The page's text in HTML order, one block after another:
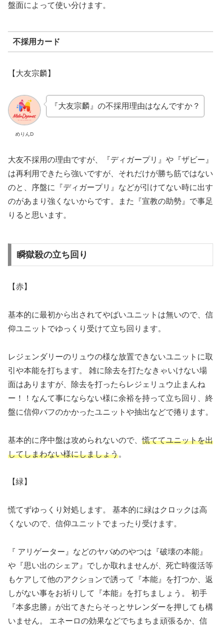
盤面によって使い分けます。
不採用カード
【 大友宗麟】
めりんD
『大友宗麟』の不採用理由はなんですか？
大友不採用の理由ですが、『ディガープリ』や『ザビー』
は再利用できたら強いですが、それだけが勝ち筋ではない
のと、序盤に
『ディガープリ』などが引けてない時に出す
のがあまり強くないからです。また『宣教の助勢』で事足
りると思います。
瞬獄殺の立ち回り
【赤】
基本的に最初から出されてやばいユニットは無いので、信
仰ユニットでゆっくり受けて立ち回ります。
レジェンダリーのリュウの様な放置できないユニットに取
引や本能を打ちます。 雑に除去を打たなきゃいけない場
面はありますが、除去を打ったらレジェリュウ止まんね
ー！！なんて事にならない様に余裕を持って立ち回り、終
盤に信仰バフのかかったユニットや抽出などで捲ります。
基本的に序中盤は攻められないので、慌ててユニットを出
してしまわない様にしましょう。
【緑】
慌てずゆっくり対処します。 基本的に緑はクロックは高
くないので、信仰ユニットでまったり受けます。
『 アリゲーター』などのヤバめのやつは『破壊の本能』
や『思い出のシェア』でしか取れませんが、死亡時復活等
もケアして他のアクションで誘って『本能』を打つか、返
しがない事をお祈りして『本能』を打ちましょう。 初手
『本多忠勝』が出てきたらそっとサレンダーを押しても構
いません。 エネーロの効果などでちまちま頑張るか、信